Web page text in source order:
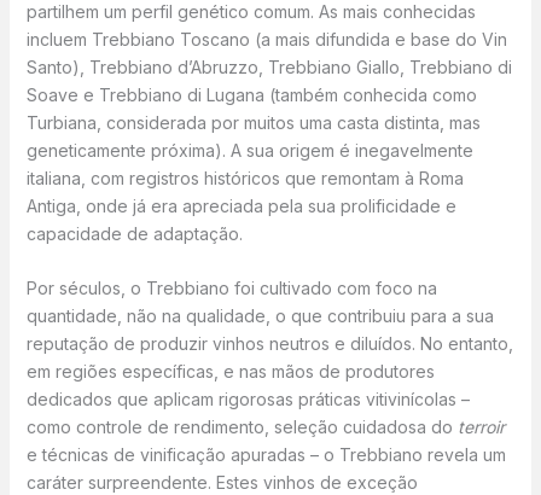
partilhem um perfil genético comum. As mais conhecidas
incluem Trebbiano Toscano (a mais difundida e base do Vin
Santo), Trebbiano d’Abruzzo, Trebbiano Giallo, Trebbiano di
Soave e Trebbiano di Lugana (também conhecida como
Turbiana, considerada por muitos uma casta distinta, mas
geneticamente próxima). A sua origem é inegavelmente
italiana, com registros históricos que remontam à Roma
Antiga, onde já era apreciada pela sua prolificidade e
capacidade de adaptação.
Por séculos, o Trebbiano foi cultivado com foco na
quantidade, não na qualidade, o que contribuiu para a sua
reputação de produzir vinhos neutros e diluídos. No entanto,
em regiões específicas, e nas mãos de produtores
dedicados que aplicam rigorosas práticas vitivinícolas –
como controle de rendimento, seleção cuidadosa do terroir
e técnicas de vinificação apuradas – o Trebbiano revela um
caráter surpreendente. Estes vinhos de exceção